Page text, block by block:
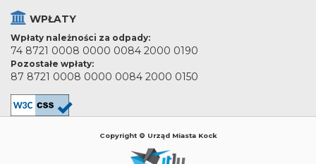
WPŁATY
Wpłaty należności za odpady:
74 8721 0008 0000 0084 2000 0190
Pozostałe wpłaty:
87 8721 0008 0000 0084 2000 0150
Copyright © Urząd Miasta Kock